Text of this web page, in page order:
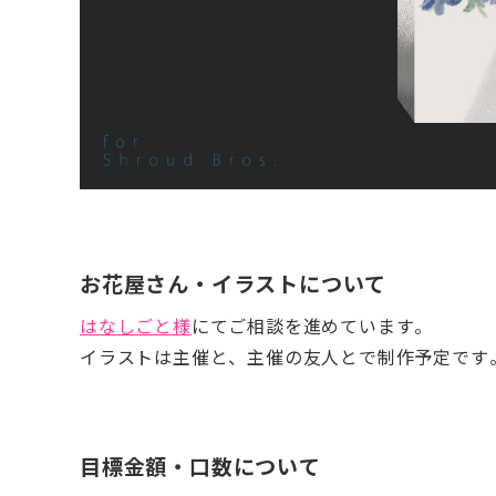
お花屋さん・イラストについて
はなしごと様にてご相談を進めています。
イラストは主催と、主催の友人とで制作予定です
目標金額・口数について